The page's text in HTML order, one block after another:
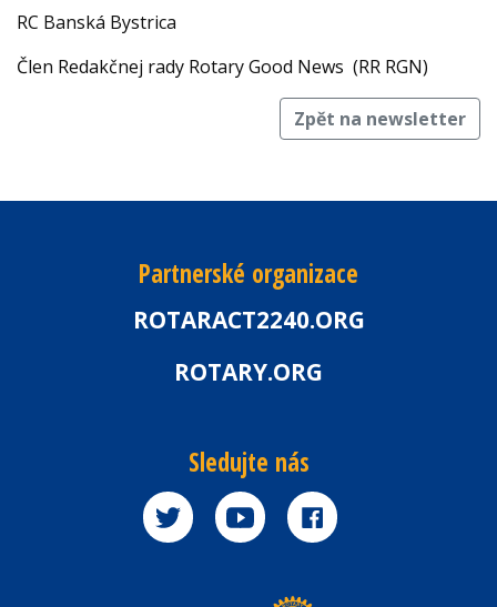
RC Banská Bystrica
Člen Redakčnej rady Rotary Good News (RR RGN)
Zpět na newsletter
Partnerské organizace
ROTARACT2240.ORG
ROTARY.ORG
Sledujte nás